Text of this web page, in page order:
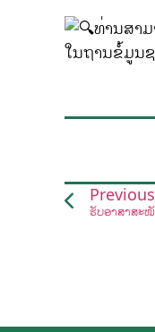
ທ່ານສາ
ໃນຖານຂໍ້ມູນ
Previous
ຮັບອາສາສະ